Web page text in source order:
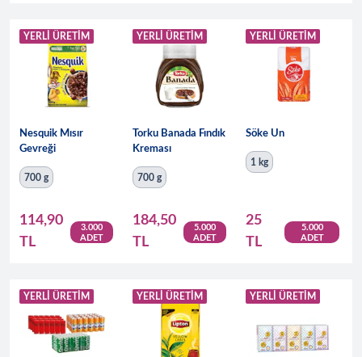
YERLI ÜRETIM
Nesquik Mısır
Gevreği
700 g
114,90
TL
3.000
ADET
YERLI ÜRETIM
Torku Banada Fındık
Kreması
700 g
184,50
TL
5.000
ADET
YERLI ÜRETIM
Söke Un
1 kg
25
TL
5.000
ADET
YERLI ÜRETIM YERLI ÜRETIM YERLI ÜRETIM